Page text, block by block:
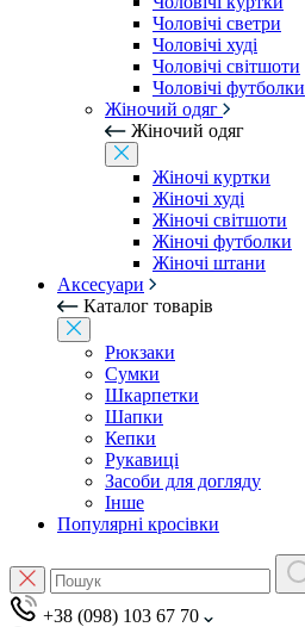
Чоловічі светри
Чоловічі худі
Чоловічі світшоти
Чоловічі футболки
Жіночий одяг
Жіночий одяг
Жіночі куртки
Жіночі худі
Жіночі світшоти
Жіночі футболки
Жіночі штани
Аксесуари
Каталог товарів
Рюкзаки
Сумки
Шкарпетки
Шапки
Кепки
Рукавиці
Засоби для догляду
Інше
Популярні кросівки
+38 (098) 103 67 70